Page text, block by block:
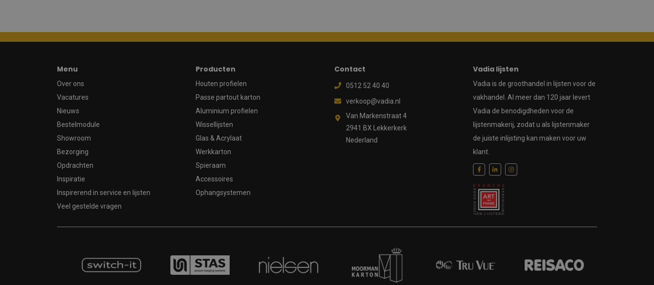
Menu
Over ons
Vacatures
Nieuws
Bestelmodule
Showroom
Bezorging
Opdrachten
Inspiratie
Inspirerend in service en lijsten
Veel gestelde vragen
Producten
Houten profielen
Passe partout karton
Aluminium profielen
Wissellijsten
Glas & Acrylaat
Werkkarton
Spieraam
Accessoires
Ophangsystemen
Contact
0512 52 40 40
verkoop@vadia.nl
Van Markenstraat 4
2941 BX Lekkerkerk
Nederland
Vadia lijsten
Vadia is de groothandel in lijsten voor de
vakhandel. Al meer dan 120 jaar levert
Vadia de benodigdheden voor de
lijstenmakerij, zodat u als lijstenmaker
de juiste inlijsting kan maken voor uw
klant.